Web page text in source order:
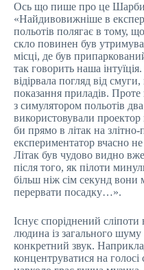
Ось що пише про це
«Найдивовижніше в
польотів полягає в тому,
скло повинен був
місці, де був
так говорить наша
відірвала погляд від
показання приладів.
з симулятором польотів
використовували проектор
би прямо в літак на злітно-
експериментатор вчасно
Літак був чудово видно
після того, як пілоти
більш ніж сім секунд вони
перервати посадку…».
Існує споріднений
людина із загального
конкретний звук.
концентруватися на